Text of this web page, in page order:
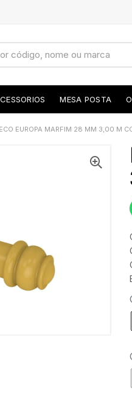
MESA POSTA
EUROPA MARFIM 28 MM 3,00 M